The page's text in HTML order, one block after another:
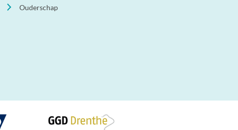
Ouderschap